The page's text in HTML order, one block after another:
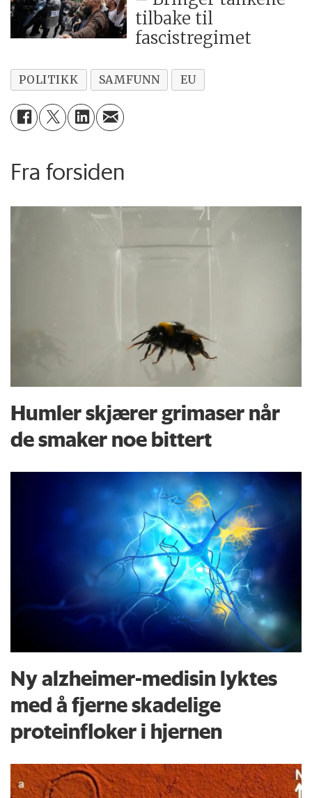
tilbake til
fascistregimet
POLITIKK SAMFUNN EU
Fra forsiden
Humler skjærer grimaser når
de smaker noe bittert
Ny alzheimer-medisin lyktes
med å fjerne skadelige
proteinfloker i hjernen